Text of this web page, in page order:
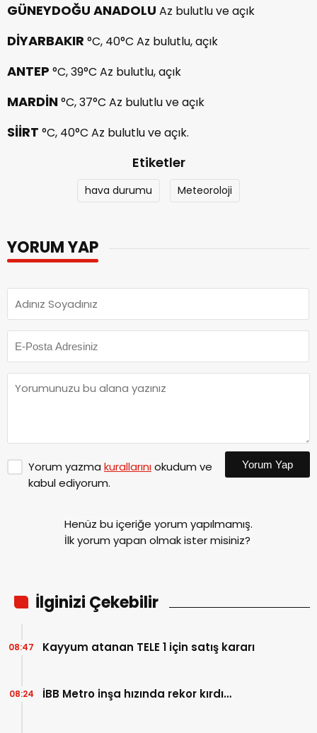
GÜNEYDOĞU ANADOLU Az bulutlu ve açık
DİYARBAKIR °C, 40°C Az bulutlu, açık
ANTEP °C, 39°C Az bulutlu, açık
MARDİN°C, 37°C Az bulutlu ve açık
SİİRT °C, 40°C Az bulutlu ve açık.
Etiketler
hava durumu Meteoroloji
YORUM YAP
Yorum yazma kurallarınıokudum ve
kabul ediyorum.
Yorum Yap
Henüz bu içeriğe yorum yapılmamış.
İlk yorum yapan olmak ister misiniz?
İlginizi Çekebilir
Kayyum atanan TELE 1 için satış kararı
08:47
İBB Metro inşa hızında rekor kırdı…
08:24